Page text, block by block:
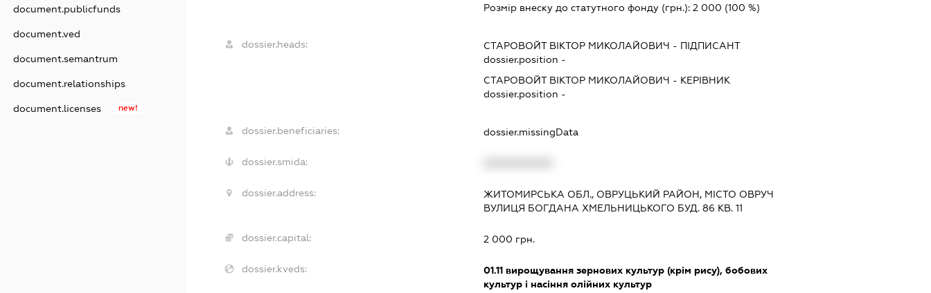
document.publicfunds
document.ved
document.semantrum
document.relationships
document.licenses new!
Розмір внеску до статутного фонду (грн.): 2 000 (100 %)
dossier.heads: СТАРОВОЙТ ВІКТОР МИКОЛАЙОВИЧ - ПІДПИСАНТ
dossier.position -
СТАРОВОЙТ ВІКТОР МИКОЛАЙОВИЧ - КЕРІВНИК
dossier.position -
dossier.beneficiaries: dossier.missingData
dossier.smida:
dossier.address:
ЖИТОМИРСЬКА ОБЛ., ОВРУЦЬКИЙ РАЙОН, МІСТО ОВРУЧ
ВУЛИЦЯ БОГДАНА ХМЕЛЬНИЦЬКОГО БУД. 86 КВ. 11
dossier.capital: 2 000 грн.
dossier.kveds: 01.11вирощування зернових культур (крім рису), бобових
культур і насіння олійних культур